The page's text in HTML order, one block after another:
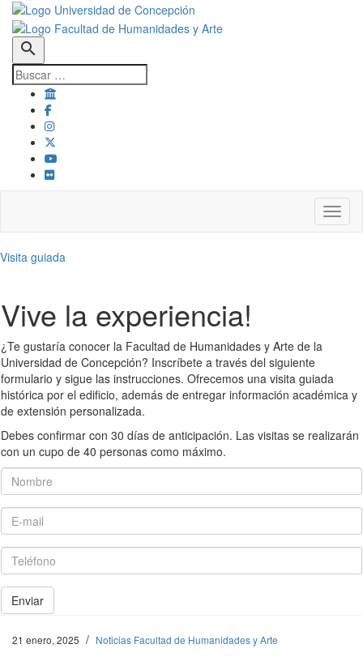
search
Visita guiada
Vive la experiencia!
¿Te gustaría conocer la Facultad de Humanidades y Arte de la
Universidad de Concepción? Inscríbete a través del siguiente
formulario y sigue las instrucciones. Ofrecemos una visita guiada
histórica por el edificio, además de entregar información académica y
de extensión personalizada.
Debes confirmar con 30 días de anticipación. Las visitas se realizarán
con un cupo de 40 personas como máximo.
Nombre
E-mail
Teléfono
Enviar
21 enero, 2025 / Noticias Facultad de Humanidades y Arte